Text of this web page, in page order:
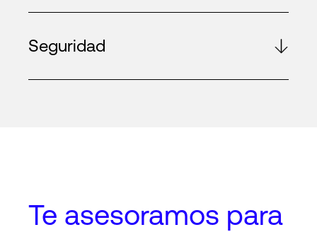
Seguridad
Te asesoramos para